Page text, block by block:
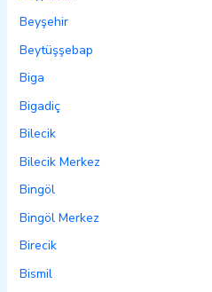
Beyşehir
Beytüşşebap
Biga
Bigadiç
Bilecik
Bilecik Merkez
Bingöl
Bingöl Merkez
Birecik
Bismil